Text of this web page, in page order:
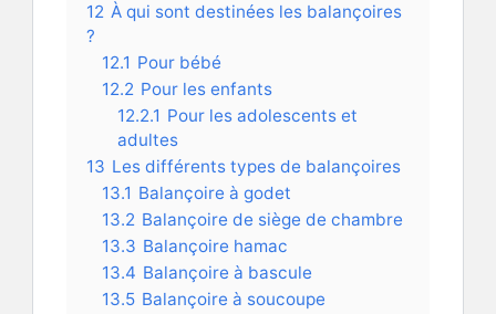
12 À qui sont destinées les balançoires
?
12.1 Pour bébé
12.2 Pour les enfants
12.2.1 Pour les adolescents et
adultes
13 Les différents types de balançoires
13.1 Balançoire à godet
13.2 Balançoire de siège de chambre
13.3 Balançoire hamac
13.4 Balançoire à bascule
13.5 Balançoire à soucoupe